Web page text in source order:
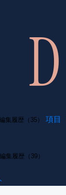
集履歴（35）
項目
集履歴（39）